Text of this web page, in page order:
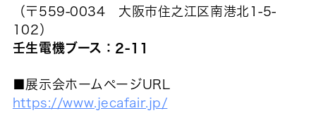
（〒559-0034 大阪市住之江区南港北1-5-
102）
壬生電機ブース：2-11
■展示会ホームページURL
https://www.jecafair.jp/